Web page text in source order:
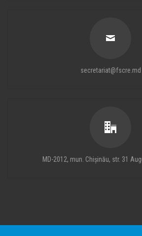
secretariat@fscre.md
MD-2012, mun. Chișinău, str. 31